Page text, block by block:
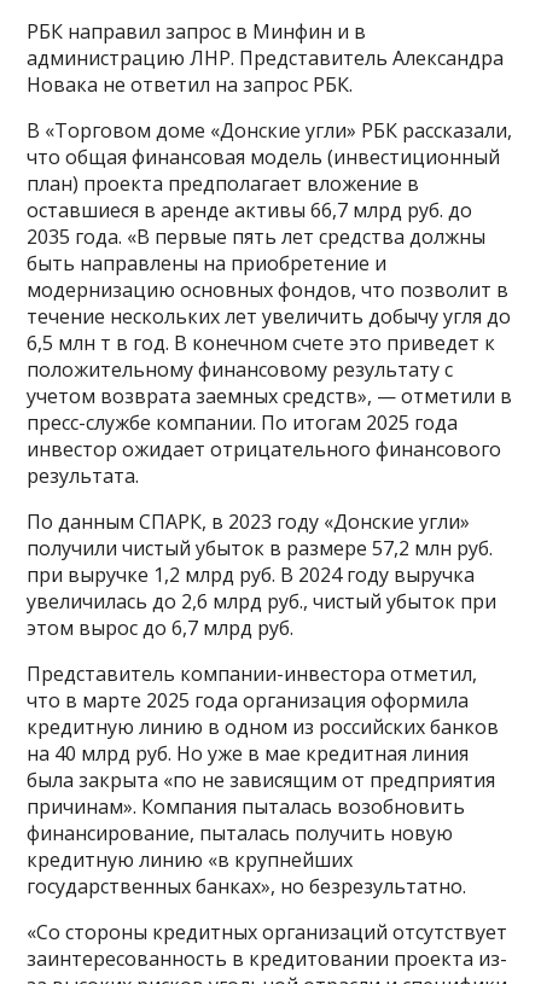
РБК направил запрос в Минфин и в
администрацию ЛНР. Представитель Александра
Новака не ответил на запрос РБК.
В «Торговом доме «Донские угли» РБК рассказали,
что общая финансовая модель (инвестиционный
план) проекта предполагает вложение в
оставшиеся в аренде активы 66,7 млрд руб. до
2035 года. «В первые пять лет средства должны
быть направлены на приобретение и
модернизацию основных фондов, что позволит в
течение нескольких лет увеличить добычу угля до
6,5 млн т в год. В конечном счете это приведет к
положительному финансовому результату с
учетом возврата заемных средств», — отметили в
пресс-службе компании. По итогам 2025 года
инвестор ожидает отрицательного финансового
результата.
По данным СПАРК, в 2023 году «Донские угли»
получили чистый убыток в размере 57,2 млн руб.
при выручке 1,2 млрд руб. В 2024 году выручка
увеличилась до 2,6 млрд руб., чистый убыток при
этом вырос до 6,7 млрд руб.
Представитель компании-инвестора отметил,
что в марте 2025 года организация оформила
кредитную линию в одном из российских банков
на 40 млрд руб. Но уже в мае кредитная линия
была закрыта «по не зависящим от предприятия
причинам». Компания пыталась возобновить
финансирование, пыталась получить новую
кредитную линию «в крупнейших
государственных банках», но безрезультатно.
«Со стороны кредитных организаций отсутствует
заинтересованность в кредитовании проекта из-